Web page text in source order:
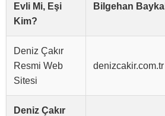
Evli Mi, Eşi
Kim?
Bilgehan Baykal
Deniz Çakır
Resmi Web
Sitesi
denizcakir.com.tr
Deniz Çakır